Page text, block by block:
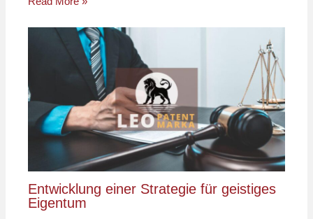
Entwicklung einer Strategie für geistiges
Eigentum